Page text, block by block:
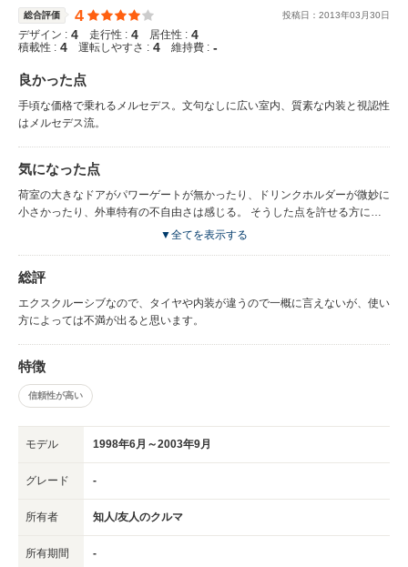
総合評価 4 投稿日： 2013年03 月30日
デザイン : 4 走行性 : 4 居住性 : 4
積載性 : 4 運転しやすさ : 4 維持費 : -
良かった点
手頃な価格で乗れるメルセデス。文句なしに広い室内、質素な内装と視認性
はメルセデス流。
気になった点
荷室の大きなドアがパワーゲートが無かったり、ドリンクホルダーが微妙に
小さかったり、外車特有の不自由さは感じる。 そうした点を許せる方には
▼全てを表示する
総評
エクスクルーシブなので、タイヤや内装が違うので一概に言えないが、使い
方によっては不満が出ると思います。
特徴
信頼性が高い
モデル 1998年6月～2003年9月
グレード -
所有者 知人/友人のクルマ
所有期間 -